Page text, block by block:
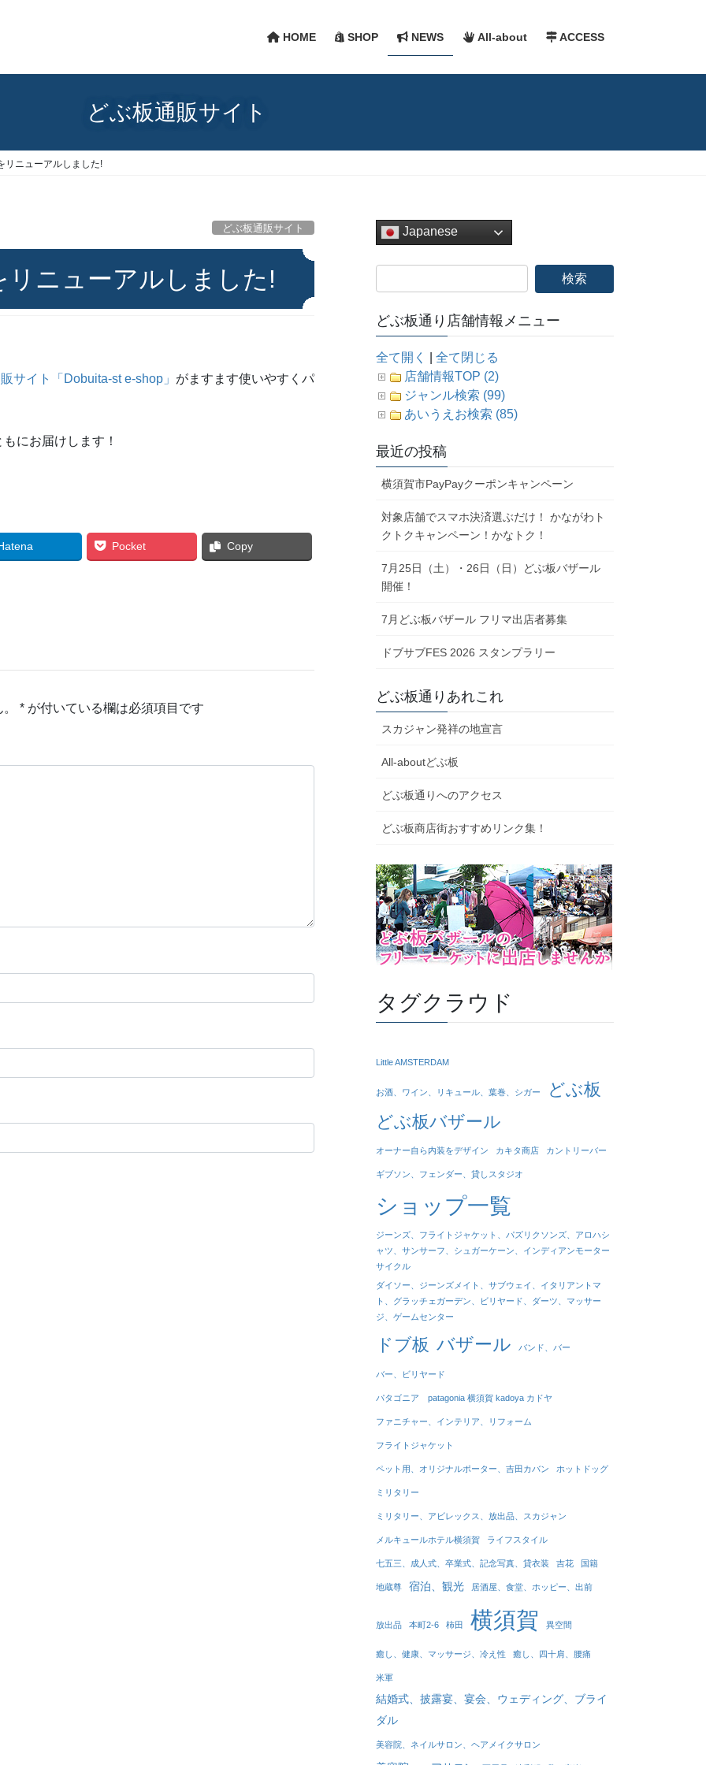
HOME SHOP NEWS All-about ACCESS
どぶ板通販サイト
リニューアルしました!
どぶ板通販サイト
ニューアルしました!
サイト「Dobuita-st e-shop」 がますます使いやすくパ
にお届けします！
Pocket Copy
* が付いている欄は必須項目です
Japanese
どぶ板通り店舗情報メニュー
全て開く |全て閉じる
店舗情報TOP (2)
ジャンル検索 (99)
あいうえお検索 (85)
最近の投稿
横須賀市PayPayクーポンキャンペーン
対象店舗でスマホ決済選ぶだけ！ かながわト
クトクキャンペーン！かなトク！
7月25日（土）・26日（日）どぶ板バザール
開催！
7月どぶ板バザール フリマ出店者募集
ドブサブFES 2026 スタンプラリー
どぶ板通りあれこれ
スカジャン発祥の地宣言
All-aboutどぶ板
どぶ板通りへのアクセス
どぶ板商店街おすすめリンク集！
タグクラウド
Little AMSTERDAM
お酒、ワイン、リキュール、葉巻、シガー
どぶ板
どぶ板バザール
オーナー自ら内装をデザイン カキタ商店 カントリーバー
ギブソン、フェンダー、貸しスタジオ
ショップ一覧
ジーンズ、フライトジャケット、パズリクソンズ、アロハシ
ャツ、サンサーフ、シュガーケーン、インディアンモーター
サイクル
ダイソー、ジーンズメイト、サブウェイ、イタリアントマ
ト、グラッチェガーデン、ビリヤード、ダーツ、マッサー
ジ、ゲームセンター
ドブ板 バザール バンド、バー
バー、ビリヤード
パタゴニア patagonia 横須賀 kadoya カドヤ
ファニチャー、インテリア、リフォーム
フライトジャケット
ペット用、オリジナルポーター、吉田カバン ホットドッグ
ミリタリー
ミリタリー、アビレックス、放出品、スカジャン
メルキュールホテル横須賀 ライフスタイル
七五三、成人式、卒業式、記念写真、貸衣装 吉花 国籍
地蔵尊 宿泊、観光 居酒屋、食堂、ホッピー、出前
放出品 本町2-6 柿田 横須賀 異空間
癒し、健康、マッサージ、冷え性 癒し、四十肩、腰痛
米軍
結婚式、披露宴、宴会、ウェディング、ブライ
ダル
美容院、ネイルサロン、ヘアメイクサロン